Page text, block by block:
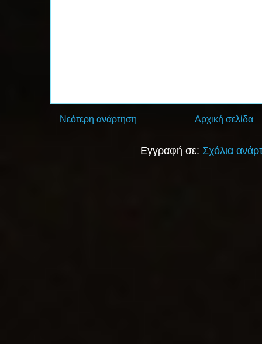
Νεότερη ανάρτηση Αρχική σελίδα
Εγγραφή σε: Σχόλια